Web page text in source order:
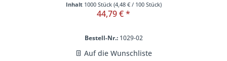
Inhalt 1000 Stück (4,48 €/ 100 Stück)
44,79 € *
Bestell-Nr.:1029-02
Auf die Wunschliste